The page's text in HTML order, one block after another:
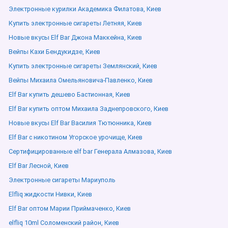
Электронные курилки Академика Филатова, Киев
Купить электронные сигареты Летняя, Киев
Новые вкусы Elf Bar Джона Маккейна, Киев
Вейпы Кахи Бендукидзе, Киев
Купить электронные сигареты Землянский, Киев
Вейпы Михаила Омельяновича-Павленко, Киев
Elf Bar купить дешево Бастионная, Киев
Elf Bar купить оптом Михаила Заднепровского, Киев
Новые вкусы Elf Bar Василия Тютюнника, Киев
Elf Bar с никотином Угорское урочище, Киев
Сертифицированные elf bar Генерала Алмазова, Киев
Elf Bar Лесной, Киев
Электронные сигареты Мариуполь
Elfliq жидкости Нивки, Киев
Elf Bar оптом Марии Приймаченко, Киев
elfliq 10ml Соломенский район, Киев